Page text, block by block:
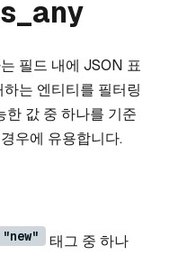
필드 내에 JSON 표
는 엔티티를 필터링
한 값 중 하나를 기준
우에 유용합니다.
"new"
태그 중 하나